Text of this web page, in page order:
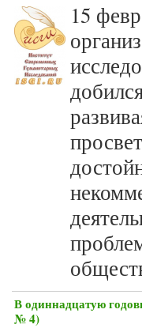
15
В одиннадцатую
№ 4)